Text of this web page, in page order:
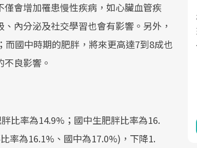
會增加罹患慢性疾病，如心臟血管疾
內分泌及社交學習也會有影響。另外，
國中時期的肥胖，將來更高達7到8成也
良影響。
比率為14.9%；國中生肥胖比率為16.
率為16.1%、國中為17.0%)，下降1.
面對超高齡社會的浪潮，台灣正在快速
邁向「健康照護」的新時代。隨著國家
政策如「健康台灣推動委員會」與「長
照3.0」的推進，「預防醫學」已成全民
前往專題
2025年，就到良醫生活祭體驗「一站式
健康新生活」，從講座、體驗到運動，
全面啟動你的健康革命！
前往專題
良醫健康網從「換季的身體變化」出
發，透過醫學觀點與日常感受的對話，
建立對亞健康的認知，進而引導實際的
改善行動。
前往專題